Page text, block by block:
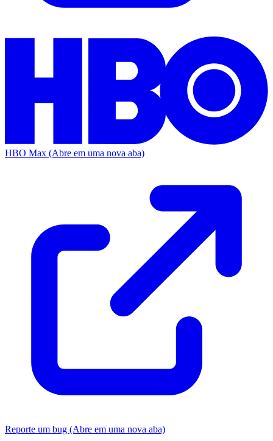
HBO Max (Abre em uma nova aba)
Reporte um bug (Abre em uma nova aba)